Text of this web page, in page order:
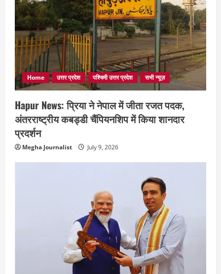
Home उत्तर प्रदेश पश्चिमी उत्तर प्रदेश सभी न्यूज़
Hapur News: प्रिया ने नेपाल में जीता रजत पदक,
अंतरराष्ट्रीय कबड्डी चैंपियनशिप में किया शानदार
प्रदर्शन
Megha Journalist July 9, 2026